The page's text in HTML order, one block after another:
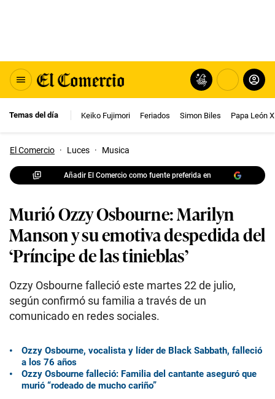
Temas del día Keiko Fujimori Feriados Simon Biles Papa León
El Comercio · Luces · Musica
Añadir El Comercio como fuente preferida en
Murió Ozzy Osbourne: Marilyn
Manson y su emotiva despedida del
‘Príncipe de las tinieblas’
Ozzy Osbourne falleció este martes 22 de julio,
según confirmó su familia a través de un
comunicado en redes sociales.
Ozzy Osbourne, vocalista y líder de Black Sabbath, falleció
a los 76 años
Ozzy Osbourne falleció: Familia del cantante aseguró que
murió “rodeado de mucho cariño”